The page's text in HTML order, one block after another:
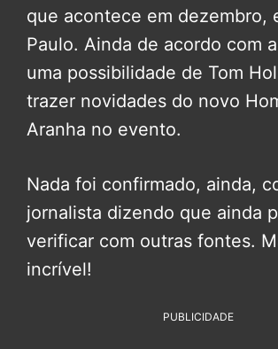
que acontece em dezembro,
Paulo. Ainda de acordo com
uma possibilidade de Tom
trazer novidades do novo
Aranha no evento.
Nada foi confirmado, ainda,
jornalista dizendo que ainda
verificar com outras fontes.
incrível!
PUBLICIDADE